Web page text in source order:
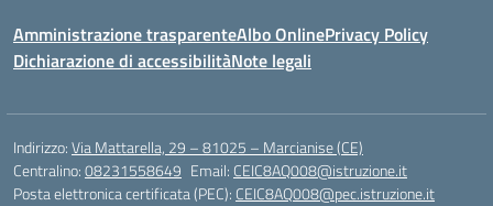
Amministrazione trasparenteAlbo OnlinePrivacy Policy
Dichiarazione di accessibilitàNote legali
Indirizzo:Via Mattarella, 29 – 81025 – Marcianise (CE)
Centralino:08231558649 Email: CEIC8AQ008@istruzione.it
Posta elettronica certificata (PEC): CEIC8AQ008@pec.istruzione.it